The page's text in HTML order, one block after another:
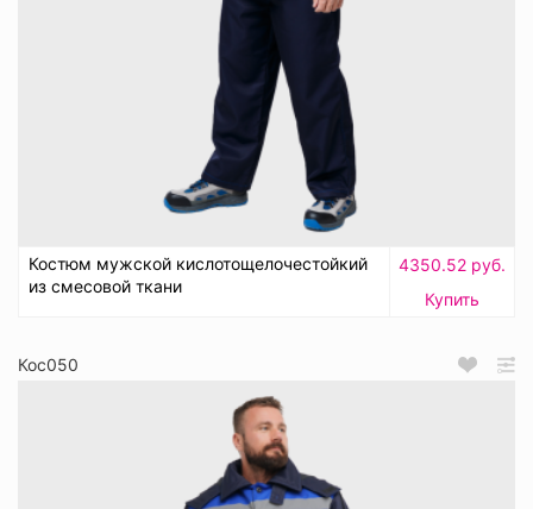
Костюм мужской кислотощелочестойкий
из смесовой ткани
4350.52 руб.
Купить
Кос050